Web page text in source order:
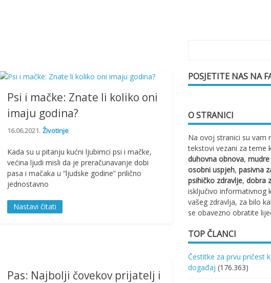
Psi i mačke: Znate li koliko oni
imaju godina?
16.06.2021. Životinje
Kada su u pitanju kućni ljubimci psi i mačke,
većina ljudi misli da je preračunavanje dobi
pasa i mačaka u “ljudske godine” prilično
jednostavno
Nastavi čitati
Pas: Najbolji čovekov prijatelj i
POSJETITE NAS NA
O STRANICI
Na ovoj stranici su vam
tekstovi vezani za teme
duhovna obnova,
osobni uspjeh,pasivna
psihičko zdravlje,dobra
isključivo informativnog
vašeg zdravlja, za bilo
se obavezno obratite
TOP ČLANCI
Čestitke za prvu pričest
događaj (176.363)